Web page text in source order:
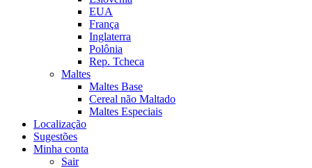
EUA
França
Inglaterra
Polônia
Rep. Tcheca
Maltes
Maltes Base
Cereal não Maltado
Maltes Especiais
Localização
Sugestões
Minha conta
Sair